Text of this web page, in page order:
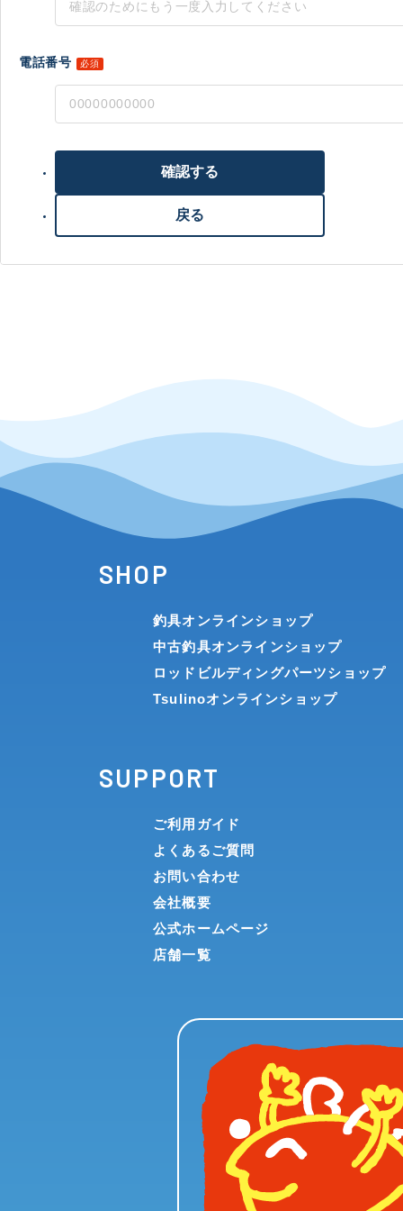
電話番号 必須
戻る
確認する
SHOP
釣具オンラインショップ
中古釣具オンラインショップ
ロッドビルディングパーツショップ
Tsulinoオンラインショップ
SUPPORT
ご利用ガイド
よくあるご質問
お問い合わせ
会社概要
公式ホームページ
店舗一覧